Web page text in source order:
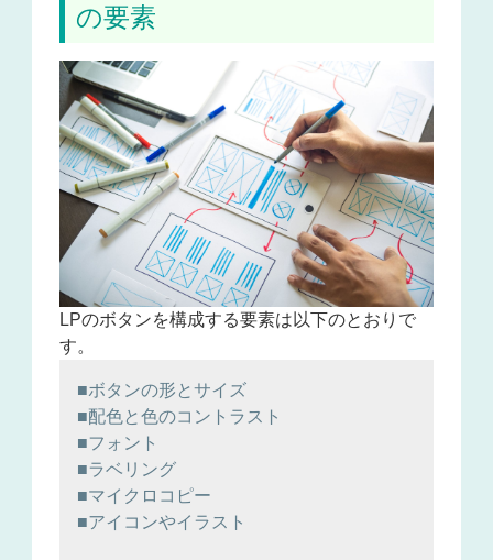
の要素
LPのボタンを構成する要素は以下のとおりで
す。
■ボタンの形とサイズ
■配色と色のコントラスト
■フォント
■ラベリング
■マイクロコピー
■アイコンやイラスト